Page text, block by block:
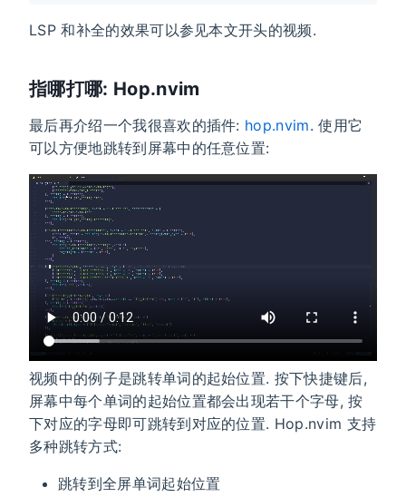
LSP 和补全的效果可以参见本文开头的视频.
指哪打哪: Hop.nvim
最后再介绍一个我很喜欢的插件: hop.nvim. 使用它
可以方便地跳转到屏幕中的任意位置:
视频中的例子是跳转单词的起始位置. 按下快捷键后,
屏幕中每个单词的起始位置都会出现若干个字母, 按
下对应的字母即可跳转到对应的位置. Hop.nvim 支持
多种跳转方式:
跳转到全屏单词起始位置